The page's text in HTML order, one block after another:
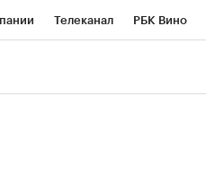
Телеканал РБК Вино